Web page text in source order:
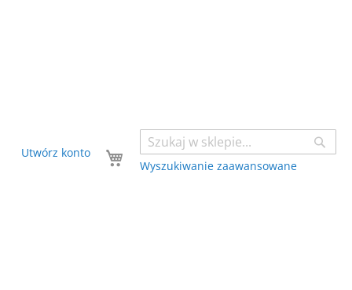
Wyszukiwanie zaawansowane
Twój koszyk
Utwórz konto